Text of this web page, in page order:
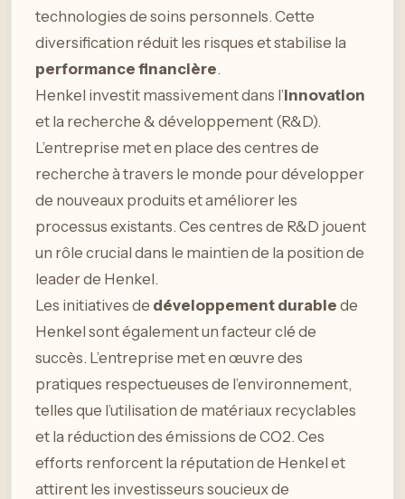
technologies de soins personnels. Cette
diversification réduit les risques et stabilise la
performance financière.
Henkel investit massivement dans l’innovation
et la recherche & développement (R&D).
L’entreprise met en place des centres de
recherche à travers le monde pour développer
de nouveaux produits et améliorer les
processus existants. Ces centres de R&D jouent
un rôle crucial dans le maintien de la position de
leader de Henkel.
Les initiatives de développement durable de
Henkel sont également un facteur clé de
succès. L’entreprise met en œuvre des
pratiques respectueuses de l’environnement,
telles que l’utilisation de matériaux recyclables
et la réduction des émissions de CO2. Ces
efforts renforcent la réputation de Henkel et
attirent les investisseurs soucieux de